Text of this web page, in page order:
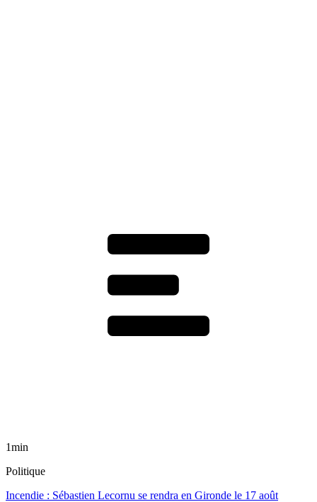
1min
Politique
Incendie : Sébastien Lecornu se rendra en Gironde le 17 août